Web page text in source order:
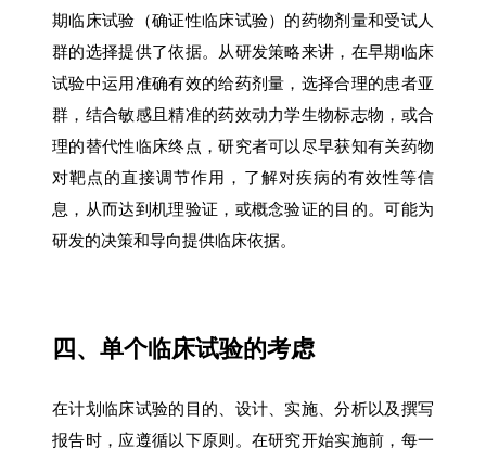
期临床试验（确证性临床试验）的药物剂量和受试人
群的选择提供了依据。从研发策略来讲，在早期临床
试验中运用准确有效的给药剂量，选择合理的患者亚
群，结合敏感且精准的药效动力学生物标志物，或合
理的替代性临床终点，研究者可以尽早获知有关药物
对靶点的直接调节作用，了解对疾病的有效性等信
息，从而达到机理验证，或概念验证的目的。可能为
研发的决策和导向提供临床依据。
四、单个临床试验的考虑
在计划临床试验的目的、设计、实施、分析以及撰写
报告时，应遵循以下原则。在研究开始实施前，每一